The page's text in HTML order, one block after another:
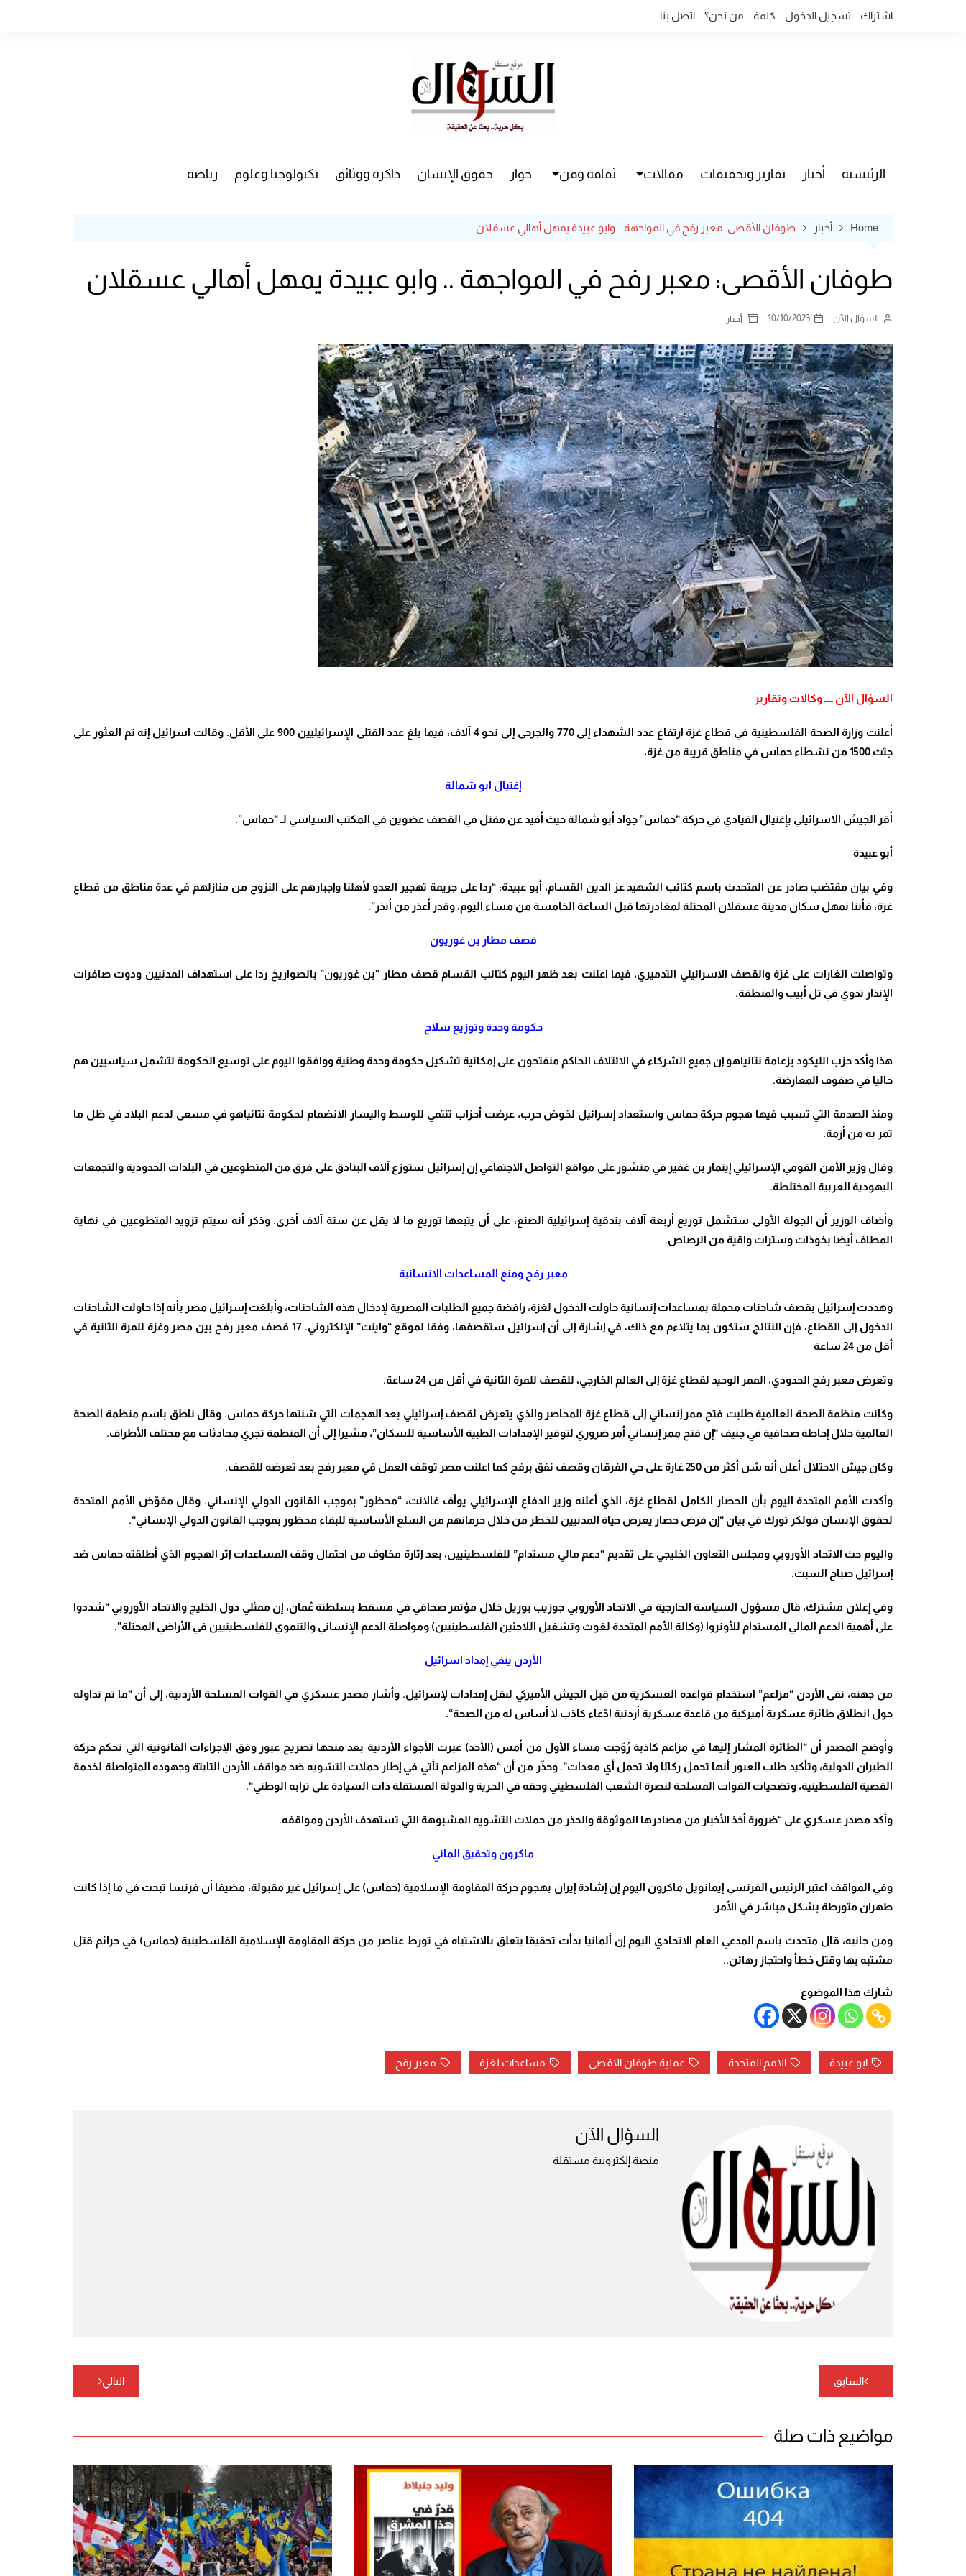
اشتراك تسجيل الدخول كلمة من نحن؟ اتصل بنا
الرئيسية أخبار تقارير وتحقيقات مقالات ثقافة وفن
مسرح
حوار حقوق الإنسان ذاكرة ووثائق تكنولوجيا وعلوم رياضة
Home أخبار طوفان الأقصى: معبر رفح في المواجهة .. وابو عبيدة يمهل أهالي عسقلان
طوفان الأقصى: معبر رفح في المواجهة .. وابو عبيدة يمهل أهالي عسقلان
السؤال الآن 10/10/2023 أخبار
السؤال الآن ــــ وكالات وتقارير
أعلنت وزارة الصحة الفلسطينية في قطاع غزة ارتفاع عدد الشهداء إلى 770 والجرحى إلى نحو 4 آلاف، فيما بلغ عدد القتلى الإسرائيليين 900 على الأقل . وقالت اسرائيل إنه تم العثور على
جثث 1500 من نشطاء حماس في مناطق قريبة من غزة،
إغتيال ابو شمالة
أقر الجيش الاسرائيلي بإغتيال القيادي في حركة “حماس” جواد أبو شمالة حيث أفيد عن مقتل في القصف عضوين في المكتب السياسي لـ “حماس”.
أبو عبيدة
وفي بيان مقتضب صادر عن المتحدث باسم كتائب الشهيد عز الدين القسام، أبو عبيدة: “ردا على جريمة تهجير العدو لأهلنا وإجبارهم على النزوح من منازلهم في عدة مناطق من قطاع
غزة، فأننا نمهل سكان مدينة عسقلان المحتلة لمغادرتها قبل الساعة الخامسة من مساء اليوم، وقدر أعذر من أنذر”.
قصف مطار بن غوريون
وتواصلت الغارات على غزة والقصف الاسرائيلي التدميري، فيما اعلنت بعد ظهر اليوم كتائب القسام قصف مطار “بن غوريون” بالصواريخ ردا على استهداف المدنيين ودوت صافرات
الإنذار تدوي في تل أبيب والمنطقة.
حكومة وحدة وتوزيع سلاح
هذا وأكد حزب الليكود بزعامة نتانياهو إن جميع الشركاء في الائتلاف الحاكم منفتحون على إمكانية تشكيل حكومة وحدة وطنية ووافقوا اليوم على توسيع الحكومة لتشمل سياسيين هم
حاليا في صفوف المعارضة.
ومنذ الصدمة التي تسبب فيها هجوم حركة حماس واستعداد إسرائيل لخوض حرب، عرضت أحزاب تنتمي للوسط واليسار الانضمام لحكومة نتانياهو في مسعى لدعم البلاد في ظل ما
تمر به من أزمة.
وقال وزير الأمن القومي الإسرائيلي إيتمار بن غفير في منشور على مواقع التواصل الاجتماعي إن إسرائيل ستوزع آلاف البنادق على فرق من المتطوعين في البلدات الحدودية والتجمعات
اليهودية العربية المختلطة.
وأضاف الوزير أن الجولة الأولى ستشمل توزيع أربعة آلاف بندقية إسرائيلية الصنع، على أن يتبعها توزيع ما لا يقل عن ستة آلاف أخرى. وذكر أنه سيتم تزويد المتطوعين في نهاية
المطاف أيضا بخوذات وسترات واقية من الرصاص.
معبر رفح ومنع المساعدات الانسانية
وهددت إسرائيل بقصف شاحنات محملة بمساعدات إنسانية حاولت الدخول لغزة، رافضة جميع الطلبات المصرية لإدخال هذه الشاحنات، وأبلغت إسرائيل مصر بأنه إذا حاولت الشاحنات
الدخول إلى القطاع، فإن النتائج ستكون بما يتلاءم مع ذاك، في إشارة إلى أن إسرائيل ستقصفها، وفقا لموقع “واينت” الإلكتروني.
17 قصف معبر رفح بين مصر وغزة للمرة الثانية في
أقل من 24 ساعة
وتعرض معبر رفح الحدودي، الممر الوحيد لقطاع غزة إلى العالم الخارجي، للقصف للمرة الثانية في أقل من 24 ساعة.
وكانت منظمة الصحة العالمية طلبت فتح ممر إنساني إلى قطاع غزة المحاصر والذي يتعرض لقصف إسرائيلي بعد الهجمات التي شنتها حركة حماس. وقال ناطق باسم منظمة الصحة
العالمية خلال إحاطة صحافية في جنيف “إن فتح ممر إنساني أمر ضروري لتوفير الإمدادات الطبية الأساسية للسكان”، مشيرا إلى أن المنظمة تجري محادثات مع مختلف الأطراف.
وكان جيش الاحتلال أعلن أنه شن أكثر من 250 غارة على حي الفرقان وقصف نفق برفح كما اعلنت مصر توقف العمل في معبر رفح بعد تعرضه للقصف.
وأكدت الأمم المتحدة اليوم بأن الحصار الكامل لقطاع غزة، الذي أعلنه وزير الدفاع الإسرائيلي يوآف غالانت، “محظور” بموجب القانون الدولي الإنساني. وقال مفوّض الأمم المتحدة
لحقوق الإنسان فولكر تورك في بيان “إن فرض حصار يعرض حياة المدنيين للخطر من خلال حرمانهم من السلع الأساسية للبقاء محظور بموجب القانون الدولي الإنساني“.
واليوم حث الاتحاد الأوروبي ومجلس التعاون الخليجي على تقديم “دعم مالي مستدام” للفلسطينيين، بعد إثارة مخاوف من احتمال وقف المساعدات إثر الهجوم الذي أطلقته حماس ضد
إسرائيل صباح السبت.
وفي إعلان مشترك، قال مسؤول السياسة الخارجية في الاتحاد الأوروبي جوزيب بوريل خلال مؤتمر صحافي في مسقط بسلطنة عُمان، إن ممثلي دول الخليج والاتحاد الأوروبي “شددوا
على أهمية الدعم المالي المستدام للأونروا (وكالة الأمم المتحدة لغوث وتشغيل اللاجئين الفلسطينيين) ومواصلة الدعم الإنساني والتنموي للفلسطينيين في الأراضي المحتلة”.
الأردن ينفي إمداد اسرائيل
من جهته، نفى الأردن “مزاعم” استخدام قواعده العسكرية من قبل الجيش الأميركي لنقل إمدادات لإسرائيل. وأشار مصدر عسكري في القوات المسلحة الأردنية، إلى أن “ما تم تداوله
حول انطلاق طائرة عسكرية أميركية من قاعدة عسكرية أردنية ادّعاء كاذب لا أساس له من الصحة“.
وأوضح المصدر أن “الطائرة المشار إليها في مزاعم كاذبة رُوّجت مساء الأول من أمس (الأحد) عبرت الأجواء الأردنية بعد منحها تصريح عبور وفق الإجراءات القانونية التي تحكم حركة
الطيران الدولية، وتأكيد طلب العبور أنها تحمل ركابًا ولا تحمل أي معدات”. وحذّر من أن “هذه المزاعم تأتي في إطار حملات التشويه ضد مواقف الأردن الثابتة وجهوده المتواصلة لخدمة
القضية الفلسطينية، وتضحيات القوات المسلحة لنصرة الشعب الفلسطيني وحقه في الحرية والدولة المستقلة ذات السيادة على ترابه الوطني“.
وأكد مصدر عسكري على “ضرورة أخذ الأخبار من مصادرها الموثوقة والحذر من حملات التشويه المشبوهة التي تستهدف الأردن ومواقفه.
ماكرون وتحقيق الماني
وفي المواقف اعتبر الرئيس الفرنسي إيمانويل ماكرون اليوم إن إشادة إيران بهجوم حركة المقاومة الإسلامية (حماس) على إسرائيل غير مقبولة، مضيفا أن فرنسا تبحث في ما إذا كانت
طهران متورطة بشكل مباشر في الأمر .
ومن جانبه، قال متحدث باسم المدعي العام الاتحادي اليوم إن ألمانيا بدأت تحقيقا يتعلق بالاشتباه في تورط عناصر من حركة المقاومة الإسلامية الفلسطينية (حماس) في جرائم قتل
مشتبه بها وقتل خطأ واحتجاز رهائن..
شارك هذا الموضوع
ابو عبيدة الامم المتحدة عملية طوفان الاقصى مساعدات لغزة معبر رفح
السؤال الآن
منصة إلكترونية مستقلة
تصفّح
المقالات
السابق التالي
مواضيع ذات صلة